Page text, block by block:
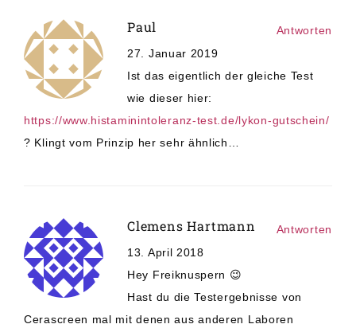
Paul
27. Januar 2019
Ist das eigentlich der gleiche Test
wie dieser hier:
https://www.histaminintoleranz-test.de/lykon-gutschein/
? Klingt vom Prinzip her sehr ähnlich…
Antworten
Clemens Hartmann
13. April 2018
Hey Freiknuspern 😉
Hast du die Testergebnisse von
Cerascreen mal mit denen aus anderen Laboren
Antworten